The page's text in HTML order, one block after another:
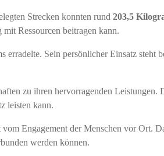
Strecken konnten rund 203,5
Ressourcen beitragen kann.
erradelte. Sein persönlicher Einsatz steht
zu ihren hervorragenden Leistungen.
leisten kann.
Engagement der Menschen vor Ort.
werden können.